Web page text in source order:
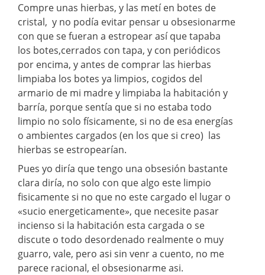
Compre unas hierbas, y las metí en botes de
cristal, y no podía evitar pensar u obsesionarme
con que se fueran a estropear así que tapaba
los botes,cerrados con tapa, y con periódicos
por encima, y antes de comprar las hierbas
limpiaba los botes ya limpios, cogidos del
armario de mi madre y limpiaba la habitación y
barría, porque sentía que si no estaba todo
limpio no solo físicamente, si no de esa energías
o ambientes cargados (en los que si creo) las
hierbas se estropearían.
Pues yo diría que tengo una obsesión bastante
clara diría, no solo con que algo este limpio
fisicamente si no que no este cargado el lugar o
«sucio energeticamente», que necesite pasar
incienso si la habitación esta cargada o se
discute o todo desordenado realmente o muy
guarro, vale, pero asi sin venr a cuento, no me
parece racional, el obsesionarme asi.